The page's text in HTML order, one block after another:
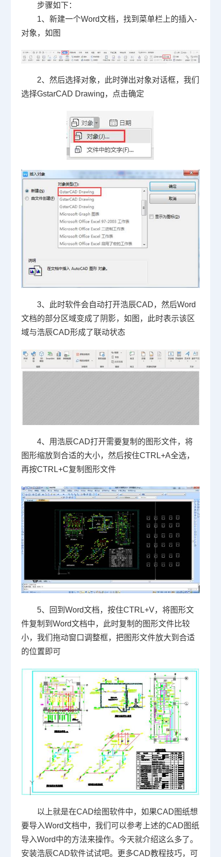
步骤如下：
1、新建一个Word文档，找到菜单栏上的插入-
对象，如图
2、然后选择对象，此时弹出对象对话框，我们
选择GstarCAD Drawing，点击确定
3、此时软件会自动打开浩辰CAD，然后Word
文档的部分区域变成了阴影，如图，此时表示该区
域与浩辰CAD形成了联动状态
4、用浩辰CAD打开需要复制的图形文件，将
图形缩放到合适的大小，然后按住CTRL+A全选，
再按CTRL+C复制图形文件
5、回到 Word文档，按住CTRL+V，将图形文
件复制到 Word文档中，此时复制的图形文件比较
小，我们拖动窗口调整框，把图形文件放大到合适
的位置即可
以上就是在CAD绘图软件中，如果CAD 图纸想
要导入Word文档中，我们可以参考上述的CAD 图纸
导入Word中的方法来操作。今天就介绍这么多了。
安装浩辰CAD软件试试吧。更多CAD教程技巧，可